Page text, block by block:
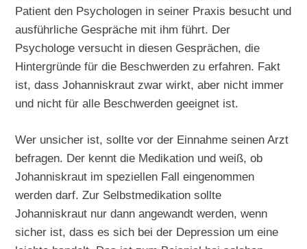
Patient den Psychologen in seiner Praxis besucht und
ausführliche Gespräche mit ihm führt. Der
Psychologe versucht in diesen Gesprächen, die
Hintergründe für die Beschwerden zu erfahren. Fakt
ist, dass Johanniskraut zwar wirkt, aber nicht immer
und nicht für alle Beschwerden geeignet ist.
Wer unsicher ist, sollte vor der Einnahme seinen Arzt
befragen. Der kennt die Medikation und weiß, ob
Johanniskraut im speziellen Fall eingenommen
werden darf. Zur Selbstmedikation sollte
Johanniskraut nur dann angewandt werden, wenn
sicher ist, dass es sich bei der Depression um eine